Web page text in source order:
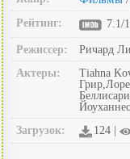
Рейтинг: 7.1/
Режиссер:
Ричард
Актеры:
Tiahna
Загрузок:
124 |